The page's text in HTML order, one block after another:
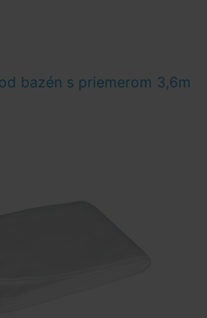
bazén s priemerom 3,6m